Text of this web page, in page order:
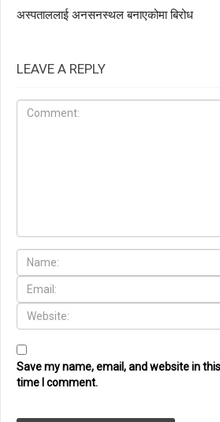
अस्पताललाई अनसनस्थल बनाएकोमा बिरोध
LEAVE A REPLY
Save my name, email, and website in
time I comment.